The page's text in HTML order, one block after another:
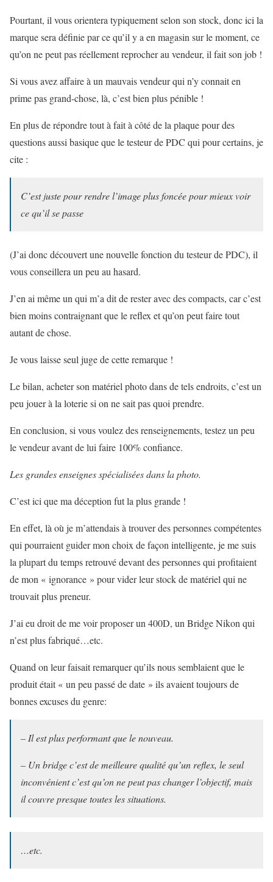
Pourtant, il vous orientera typiquement selon son stock, donc ici la
marque sera définie par ce qu’il y a en magasin sur le moment, ce
qu’on ne peut pas réellement reprocher au vendeur, il fait son job !
Si vous avez affaire à un mauvais vendeur qui n’y connait en
prime pas grand-chose, là, c’est bien plus pénible !
En plus de répondre tout à fait à côté de la plaque pour des
questions aussi basique que le testeur de PDC qui pour certains, je
cite :
C’est juste pour rendre l’image plus foncée pour mieux voir
ce qu’il se passe
(J’ai donc découvert une nouvelle fonction du testeur de PDC), il
vous conseillera un peu au hasard.
J’en ai même un qui m’a dit de rester avec des compacts, car c’est
bien moins contraignant que le reflex et qu’on peut faire tout
autant de chose.
Je vous laisse seul juge de cette remarque !
Le bilan, acheter son matériel photo dans de tels endroits, c’est un
peu jouer à la loterie si on ne sait pas quoi prendre.
En conclusion, si vous voulez des renseignements, testez un peu
le vendeur avant de lui faire 100% confiance.
Les grandes enseignes spécialisées dans la photo.
C’est ici que ma déception fut la plus grande !
En effet, là où je m’attendais à trouver des personnes compétentes
qui pourraient guider mon choix de façon intelligente, je me suis
la plupart du temps retrouvé devant des personnes qui profitaient
de mon « ignorance » pour vider leur stock de matériel qui ne
trouvait plus preneur.
J’ai eu droit de me voir proposer un 400D, un Bridge Nikon qui
n’est plus fabriqué…etc.
Quand on leur faisait remarquer qu’ils nous semblaient que le
produit était « un peu passé de date » ils avaient toujours de
bonnes excuses du genre:
– Il est plus performant que le nouveau.
– Un bridge c’est de meilleure qualité qu’un reflex, le seul
inconvénient c’est qu’on ne peut pas changer l’objectif, mais
il couvre presque toutes les situations.
…etc.